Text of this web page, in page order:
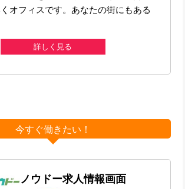
オフィスです。あなたの街にもある
詳しく見る
今すぐ働きたい！
ノウドー求人情報画面